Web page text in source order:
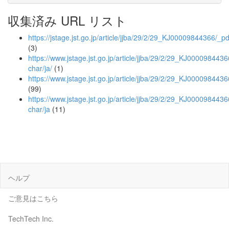
収集済み URL リスト
https://jstage.jst.go.jp/article/jjba/29/2/29_KJ00009844366/
(3)
https://www.jstage.jst.go.jp/article/jjba/29/2/
char/ja/ (1)
https://www.jstage.jst.go.jp/article/jjba/29/2/
(99)
https://www.jstage.jst.go.jp/article/jjba/29/2/
char/ja (11)
ヘルプ
ご意見はこちら
TechTech Inc.